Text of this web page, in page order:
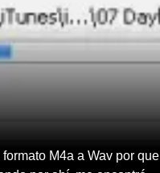
M4a a Wav por que